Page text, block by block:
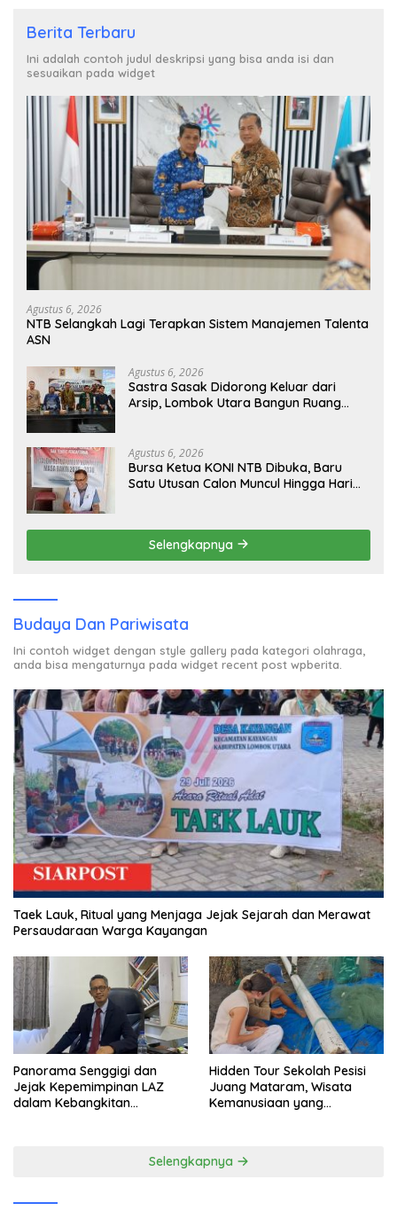
Berita Terbaru
Ini adalah contoh judul deskripsi yang bisa anda isi dan
sesuaikan pada widget
Agustus 6, 2026
NTB Selangkah Lagi Terapkan Sistem Manajemen Talenta
ASN
Agustus 6, 2026
Sastra Sasak Didorong Keluar dari
Arsip, Lombok Utara Bangun Ruang
Agustus 6, 2026
Bursa Ketua KONI NTB Dibuka, Baru
Satu Utusan Calon Muncul Hingga Hari
Selengkapnya
Budaya Dan Pariwisata
Ini contoh widget dengan style gallery pada kategori olahraga,
anda bisa mengaturnya pada widget recent post wpberita.
Taek Lauk, Ritual yang Menjaga Jejak Sejarah dan Merawat
Persaudaraan Warga Kayangan
Panorama Senggigi dan
Jejak Kepemimpinan LAZ
dalam Kebangkitan
Hidden Tour Sekolah Pesisi
Juang Mataram, Wisata
Kemanusiaan yang
Selengkapnya